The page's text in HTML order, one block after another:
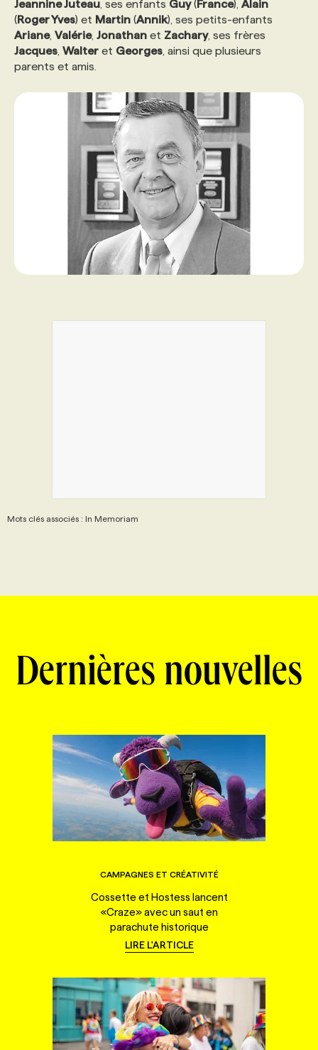
Jeannine Juteau , ses enfants Guy(France), Alain
(Roger Yves) et Martin (Annik), ses petits-enfants
Ariane, Valérie, Jonathan et Zachary, ses frères
Jacques Walter et Georges , ainsi que plusieurs
parents et amis.
Mots clés associés : In Memoriam
Dernières nouvelles
CAMPAGNES ET CRÉATIVITÉ
Cossette et Hostess lancent
«Craze» avec un saut en
parachute historique
LIRE L'ARTICLE